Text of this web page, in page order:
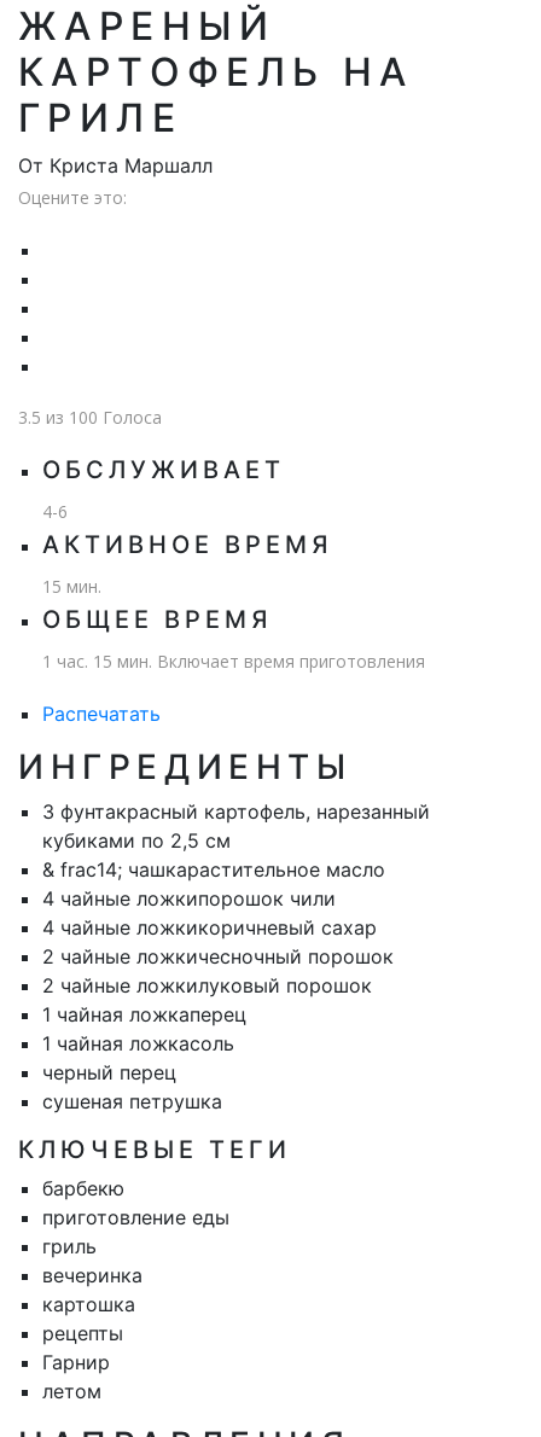
ЖАРЕНЫЙ
КАРТОФЕЛЬ НА
ГРИЛЕ
От Криста Маршалл
Оцените это:
3.5 из 100 Голоса
ОБСЛУЖИВАЕТ
4-6
АКТИВНОЕ ВРЕМЯ
15 мин.
ОБЩЕЕ ВРЕМЯ
1 час. 15 мин. Включает время приготовления
Распечатать
ИНГРЕДИЕНТЫ
3 фунтакрасный картофель, нарезанный
кубиками по 2,5 см
& frac14; чашкарастительное масло
4 чайные ложкипорошок чили
4 чайные ложкикоричневый сахар
2 чайные ложкичесночный порошок
2 чайные ложкилуковый порошок
1 чайная ложкаперец
1 чайная ложкасоль
черный перец
сушеная петрушка
КЛЮЧЕВЫЕ ТЕГИ
барбекю
приготовление еды
гриль
вечеринка
картошка
рецепты
Гарнир
летом